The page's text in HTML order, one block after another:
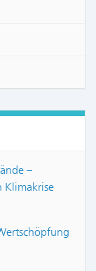
–
Klimakrise